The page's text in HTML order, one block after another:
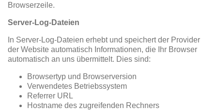
Browserzeile.
Server-Log-Dateien
In Server-Log-Dateien erhebt und speichert der Provider
der Website automatisch Informationen, die Ihr Browser
automatisch an uns übermittelt. Dies sind:
Browsertyp und Browserversion
Verwendetes Betriebssystem
Referrer URL
Hostname des zugreifenden Rechners